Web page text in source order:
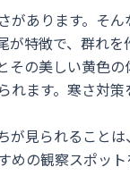
があります。そ
特徴で、群れ
の美しい黄色
ます。寒さ対
見られること
の観察スポット